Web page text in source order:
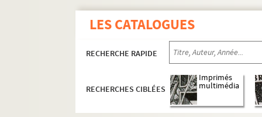
LES CATALOGUES
RECHERCHE RAPIDE
RECHERCHES CIBLÉES
Imprimés
multimédia